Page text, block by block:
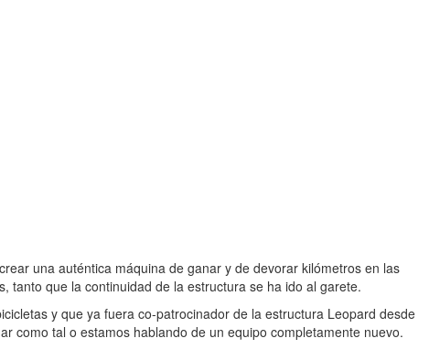
una auténtica máquina de ganar y de devorar kilómetros en las
tanto que la continuidad de la estructura se ha ido al garete.
y que ya fuera co-patrocinador de la estructura Leopard desde
como tal o estamos hablando de un equipo completamente nuevo.